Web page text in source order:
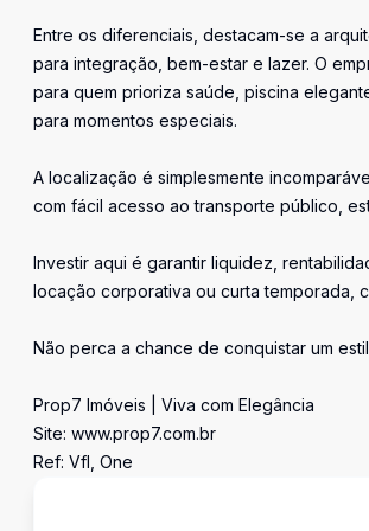
Entre os diferenciais, destacam-se a
para integração, bem-estar e lazer. O
para quem prioriza saúde, piscina
para momentos especiais.
A localização é simplesmente
com fácil acesso ao transporte público,
Investir aqui é garantir liquidez,
locação corporativa ou curta temporada,
Não perca a chance de conquistar um
Prop7 Imóveis | Viva com Elegância
Site: www.prop7.com.br
Ref: Vfl, One